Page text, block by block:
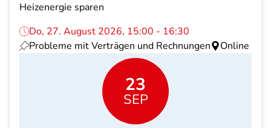
Heizenergie sparen
Do, 27. August 2026, 15:00 - 16:30
Probleme mit Verträgen und Rechnungen
Online
23
SEP